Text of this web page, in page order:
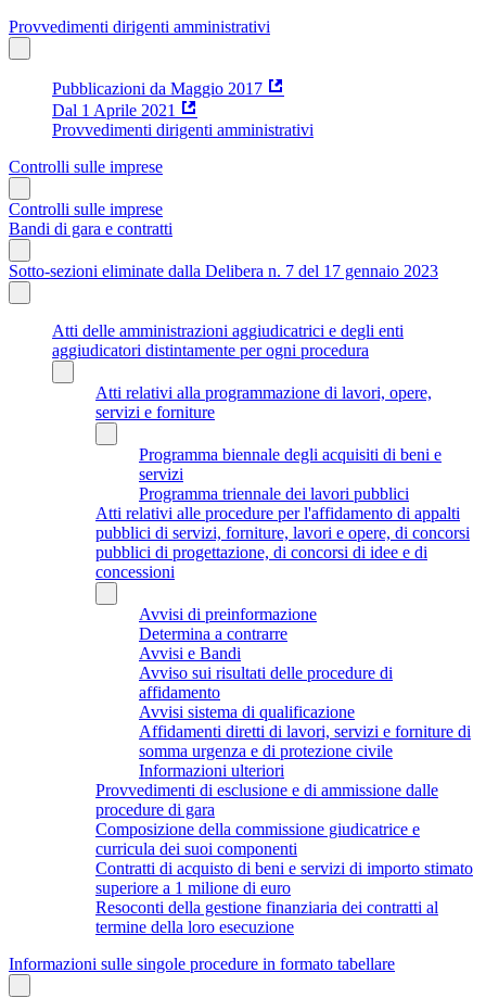
Provvedimenti dirigenti amministrativi
Pubblicazioni da Maggio 2017
Dal 1 Aprile 2021
Provvedimenti dirigenti amministrativi
Controlli sulle imprese
Controlli sulle imprese
Bandi di gara e contratti
Sotto-sezioni eliminate dalla Delibera n. 7 del 17 gennaio 2023
Atti delle amministrazioni aggiudicatrici e degli enti
aggiudicatori distintamente per ogni procedura
Atti relativi alla programmazione di lavori, opere,
servizi e forniture
Programma biennale degli acquisiti di beni e
servizi
Programma triennale dei lavori pubblici
Atti relativi alle procedure per l'affidamento di appalti
pubblici di servizi, forniture, lavori e opere, di concorsi
pubblici di progettazione, di concorsi di idee e di
concessioni
Avvisi di preinformazione
Determina a contrarre
Avvisi e Bandi
Avviso sui risultati delle procedure di
affidamento
Avvisi sistema di qualificazione
Affidamenti diretti di lavori, servizi e forniture di
somma urgenza e di protezione civile
Informazioni ulteriori
Provvedimenti di esclusione e di ammissione dalle
procedure di gara
Composizione della commissione giudicatrice e
curricula dei suoi componenti
Contratti di acquisto di beni e servizi di importo stimato
superiore a 1 milione di euro
Resoconti della gestione finanziaria dei contratti al
termine della loro esecuzione
Informazioni sulle singole procedure in formato tabellare